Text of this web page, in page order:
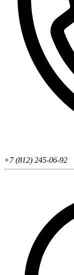
+7 (812) 245-06-92